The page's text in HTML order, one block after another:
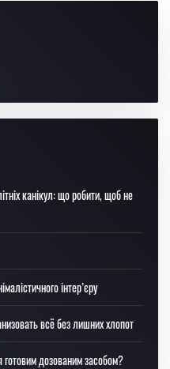
канікул: що робити, щоб не
інтер’єру
всё без лишних хлопот
дозованим засобом?